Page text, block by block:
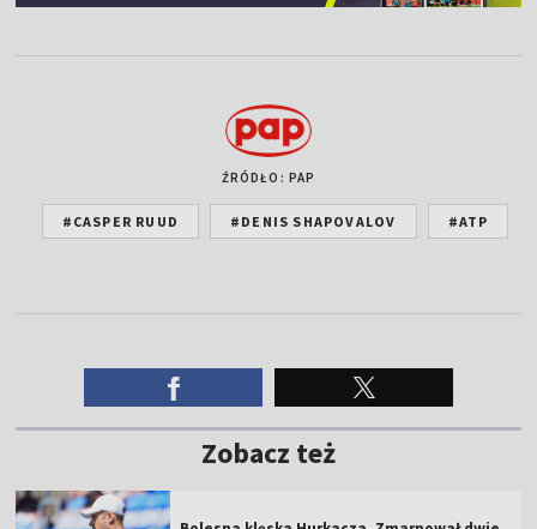
ŹRÓDŁO: PAP
#CASPER RUUD #DENIS SHAPOVALOV #ATP
Zobacz też